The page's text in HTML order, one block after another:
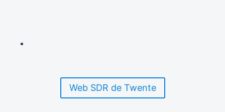
Web SDR de Twente